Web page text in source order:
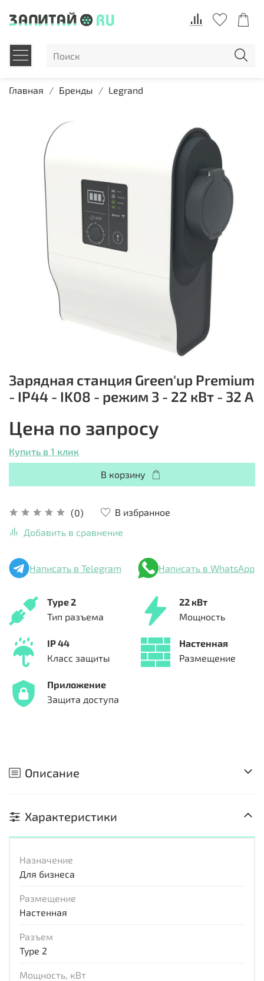
Главная Бренды Legrand
Зарядная станция Green'up Premium
- IP44 - IK08 - режим 3 - 22 кВт - 32 А
(0)
В избранное
Добавить в сравнение
Цена по запросу
Купить в 1 клик
В корзину
Настенная
Размещение
Type 2
Тип разъема
22 кВт
Мощность
Приложение
Защита доступа
IP 44
Класс защиты
Написать в Telegram Написать в WhatsApp
Описание
Характеристики
Назначение
Для бизнеса
Размещение
Настенная
Разъем
Type 2
Мощность, кВт